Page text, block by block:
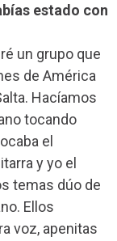
estado con
un grupo que
de América
Hacíamos
tocando
el
y yo el
temas dúo de
Ellos
voz, apenitas